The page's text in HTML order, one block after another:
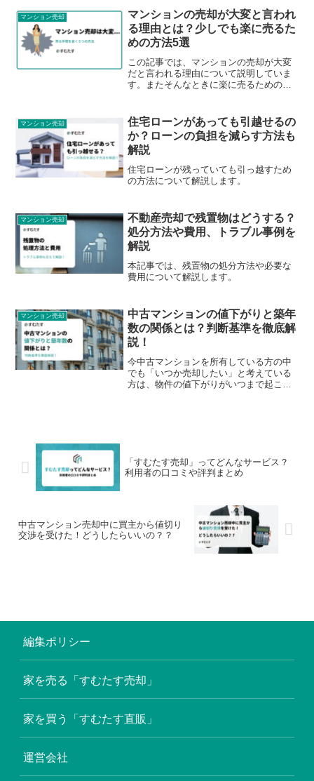
マンション売却
マンションの売却が大変と言われ
る理由とは？少しでも楽に売るた
めの方法5選
この記事では、マンションの売却が大変
だと言われる理由について説明していま
す。またそんなときに楽に売るための５
マンション売却
住宅ローンがあっても引越せるの
か？ローンの負担を減らす方法も
解説
住宅ローンが残っていても引っ越すため
の方法について解説します。
マンション売却
不動産売却で残置物はどうする？
処分方法や費用、トラブル事例を
解説
本記事では、残置物の処分方法や必要な
費用について解説します。
マンション売却
中古マンションの値下がりと築年
数の関係とは？判断基準を徹底解
説！
今中古マンションを所有している方の中
でも「いつか売却したい」と考えている
方は、物件の値下がりがいつまで起こり
て解説していきます。
「すむたす売却」ってどんなサービス？
利用者の口コミや評判まとめ
中古マンション売却中に買主から値切り
交渉を受けた！どうしたらいいの？？
編集ポリシー
家を売る「すむたす売却」
家を買う「すむたす直販」
運営会社